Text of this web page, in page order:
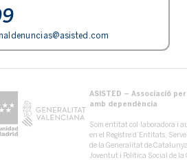
ASISTED – Associació
amb dependència
Som entitat col·laboradora i
en el Registre d’Entitats,
de la Generalitat de
Joventut i Política Social de